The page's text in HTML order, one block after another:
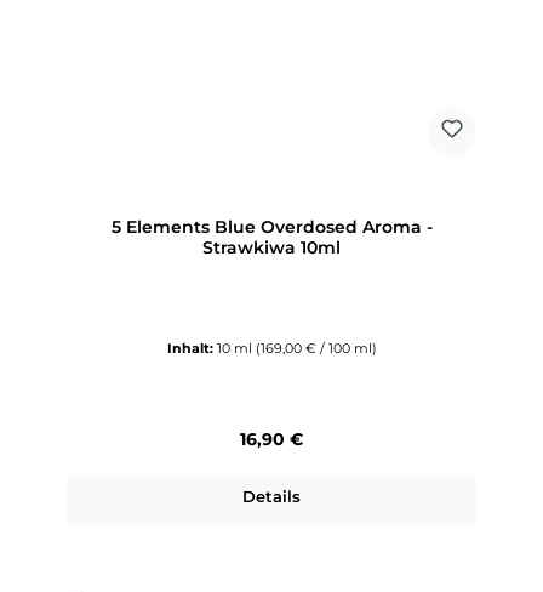
5 Elements Blue Overdosed Aroma -
Strawkiwa 10ml
Inhalt: 10 ml (169,00 € / 100 ml)
Regulärer Preis:
16,90 €
Details